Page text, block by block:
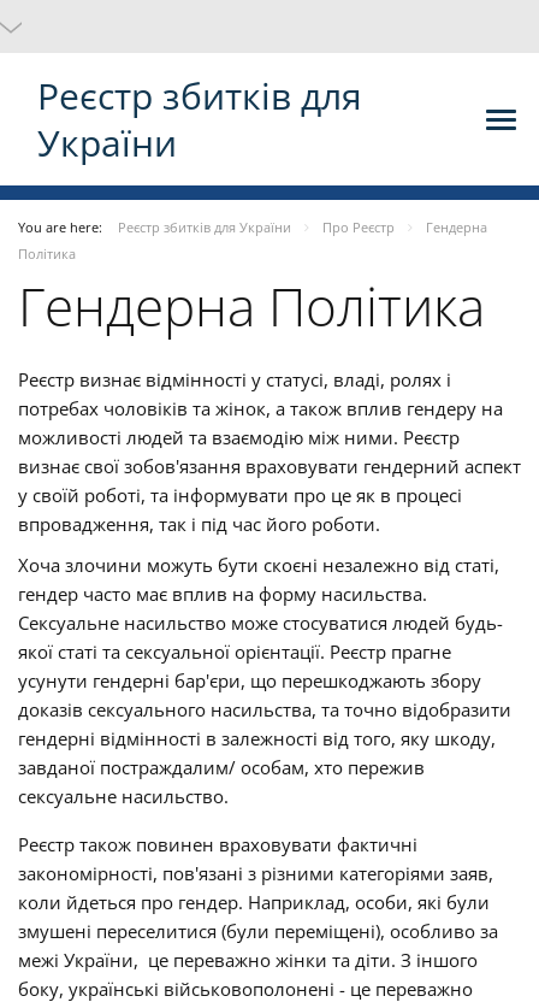
Реєстр збитків для
України
You are here: Реєстр збитків для України Про Реєстр
Гендерна
Політика
Гендерна Політика
Реєстр визнає відмінності у статусі, владі, ролях і
потребах чоловіків та жінок, а також вплив гендеру на
можливості людей та взаємодію між ними. Реєстр
визнає свої зобов'язання враховувати гендерний аспект
у своїй роботі, та інформувати про це як в процесі
впровадження, так і під час його роботи.
Хоча злочини можуть бути скоєні незалежно від статі,
гендер часто має вплив на форму насильства.
Сексуальне насильство може стосуватися людей будь-
якої статі та сексуальної орієнтації. Реєстр прагне
усунути гендерні бар'єри, що перешкоджають збору
доказів сексуального насильства, та точно відобразити
гендерні відмінності в залежності від того, яку шкоду,
завданої постраждалим/ особам, хто пережив
сексуальне насильство.
Реєстр також повинен враховувати фактичні
закономірності, пов'язані з різними категоріями заяв,
коли йдеться про гендер. Наприклад, особи, які були
змушені переселитися (були переміщені), особливо за
межі України, це переважно жінки та діти. З іншого
боку, українські військовополонені - це переважно